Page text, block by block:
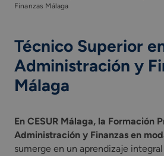
Finanzas Málaga
Técnico Superior
Administración y
Málaga
En CESUR Málaga, la Formación
Administración y Finanzas en
sumerge en un aprendizaje